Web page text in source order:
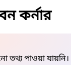
কর্নার
তথ্য পাওয়া যায়নি।